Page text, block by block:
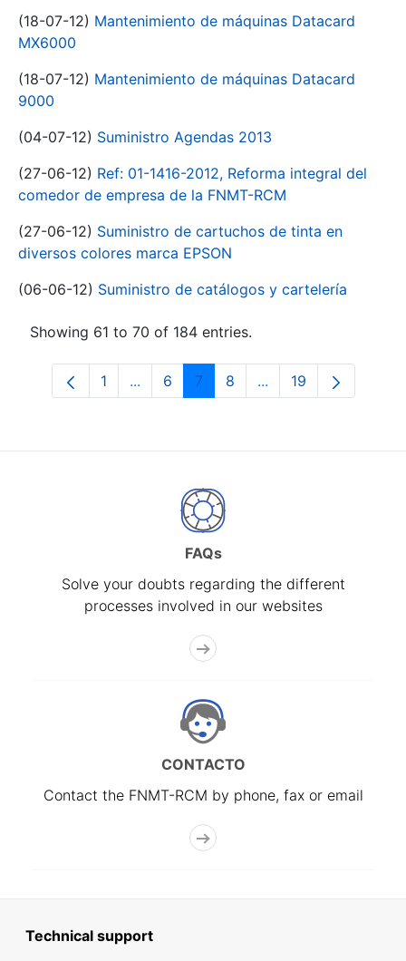
(18-07-12) Mantenimiento de máquinas Datacard
MX6000
(18-07-12) Mantenimiento de máquinas Datacard
9000
(04-07-12) Suministro Agendas 2013
(27-06-12) Ref: 01-1416-2012, Reforma integral del
comedor de empresa de la FNMT-RCM
(27-06-12) Suministro de cartuchos de tinta en
diversos colores marca EPSON
(06-06-12) Suministro de catálogos y cartelería
Showing 61 to 70 of 184 entries.
Page
1 ...Intermediate Pages Use TAB to
Page
6 Page
7 Page
8 ...Intermediate Pages
Page
19
FAQs
Solve your doubts regarding the different
processes involved in our websites
CONTACTO
Contact the FNMT-RCM by phone, fax or email
Technical support